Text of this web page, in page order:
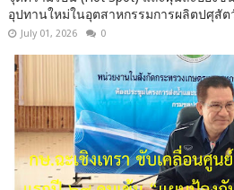
อุปทานใหม่ในอุตสาหกรรมการผลิตปศุสัต
July 01, 2026 0